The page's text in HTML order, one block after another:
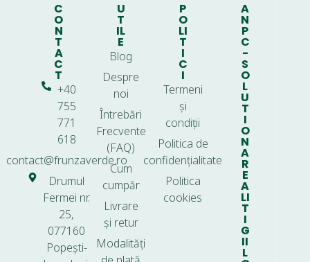
C
O
N
T
A
C
T
+40
755
771
618
contact@frunzaverde.ro
Drumul
Fermei nr.
25,
077160
Popești-
U
T
IL
E
Blog
Despre
noi
Întrebări
Frecvente
(FAQ)
Cum
cumpăr
Livrare
și retur
Modalități
P
O
LI
T
I
C
I
Termeni
și
condiții
Politica de
confidențialitate
Politica
cookies
A
N
P
C
-
S
O
L
U
T
I
O
N
A
R
E
A
LI
T
I
G
II
L